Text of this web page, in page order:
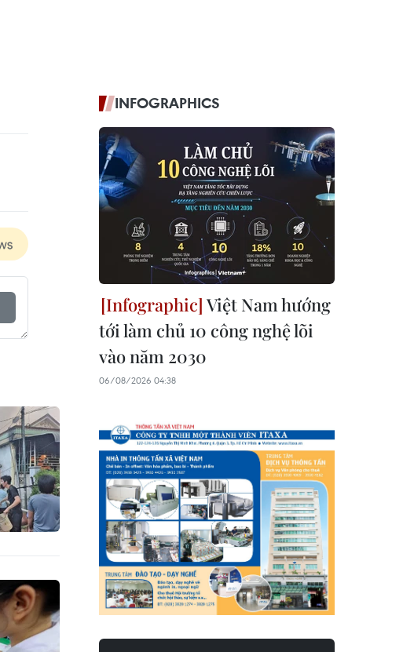
INFOGRAPHICS
Việt Nam hướng
tới làm chủ 10 công nghệ lõi
vào năm 2030
06/08/2026 04:38